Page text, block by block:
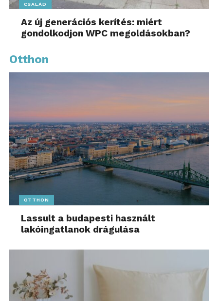
CSALÁD
Az új generációs kerítés: miért
gondolkodjon WPC megoldásokban?
Otthon
OTTHON
Lassult a budapesti használt
lakóingatlanok drágulása